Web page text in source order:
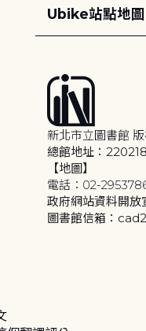
Ubike站點地圖
新北市立圖書館
總館地址：
【地圖】
電話：02-
政府網站資料開放
圖書館信箱：